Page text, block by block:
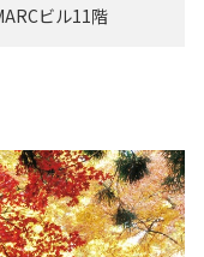
ビル11階